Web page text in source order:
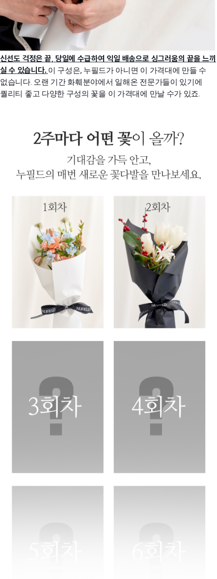
신선도 걱정은 끝, 당일에 수급하여 익일 배송으로 싱그러움의 끝을 느끼
실 수 있습니다. 이 구성은, 누필드가 아니면 이 가격대에 만들 수
없습니다. 오랜 기간 화훼분야에서 일해온 전문가들이 있기에
퀄리티 좋고 다양한 구성의 꽃을 이 가격대에 만날 수가 있죠.